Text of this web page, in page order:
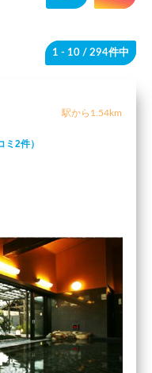
1 - 10 / 294件中
駅から1.54km
ミ2件）